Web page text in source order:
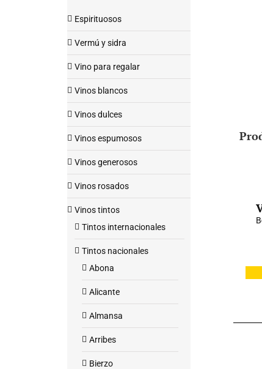
Espirituosos
Vermú y sidra
Vino para regalar
Vinos blancos
Vinos dulces
Vinos espumosos
Vinos generosos
Vinos rosados
Vinos tintos
Tintos internacionales
Tintos nacionales
Abona
Alicante
Almansa
Arribes
Bierzo